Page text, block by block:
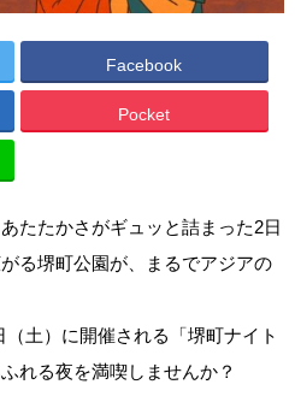
Facebook
Pocket
たたかさがギュッと詰まった2日
る堺町公園が、まるでアジアの
土）に開催される「堺町ナイト
れる夜を満喫しませんか？